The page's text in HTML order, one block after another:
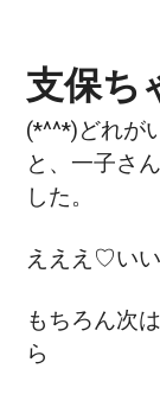
支保ち
(*^^*)どれが
と、一子さ
した。
えええ♡いい
もちろん次
ら